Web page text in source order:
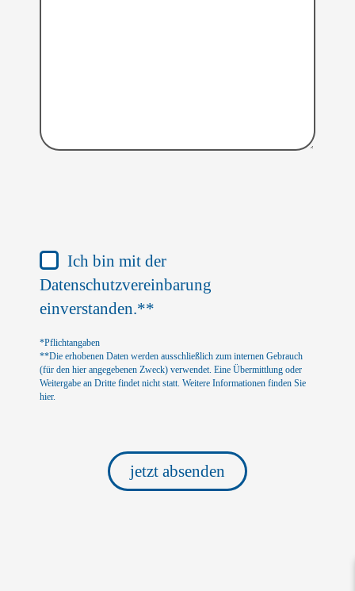
Ich bin mit der
Datenschutzvereinbarung
einverstanden.**
*Pflichtangaben
**Die erhobenen Daten werden ausschließlich zum internen Gebrauch
(für den hier angegebenen Zweck) verwendet. Eine Übermittlung oder
Weitergabe an Dritte findet nicht statt. Weitere Informationen finden Sie
hier.